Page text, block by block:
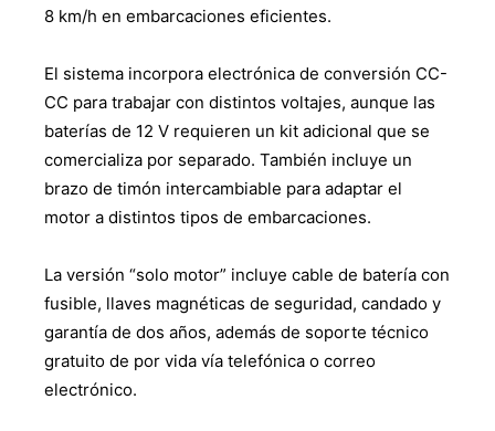
8 km/h en embarcaciones eficientes.
El sistema incorpora electrónica de conversión CC-
CC para trabajar con distintos voltajes, aunque las
baterías de 12 V requieren un kit adicional que se
comercializa por separado. También incluye un
brazo de timón intercambiable para adaptar el
motor a distintos tipos de embarcaciones.
La versión “solo motor” incluye cable de batería con
fusible, llaves magnéticas de seguridad, candado y
garantía de dos años, además de soporte técnico
gratuito de por vida vía telefónica o correo
electrónico.